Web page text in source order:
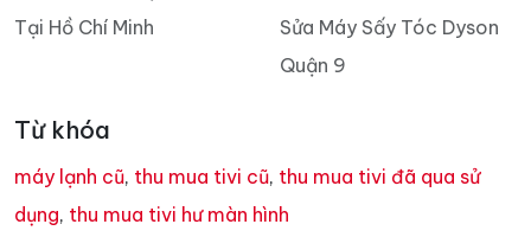
Tại Hồ Chí Minh
Sửa Máy Sấy Tóc Dyson
Quận 9
Từ khóa
máy lạnh cũ, thu mua tivi cũ, thu mua tivi đã qua sử
dụng, thu mua tivi hư màn hình